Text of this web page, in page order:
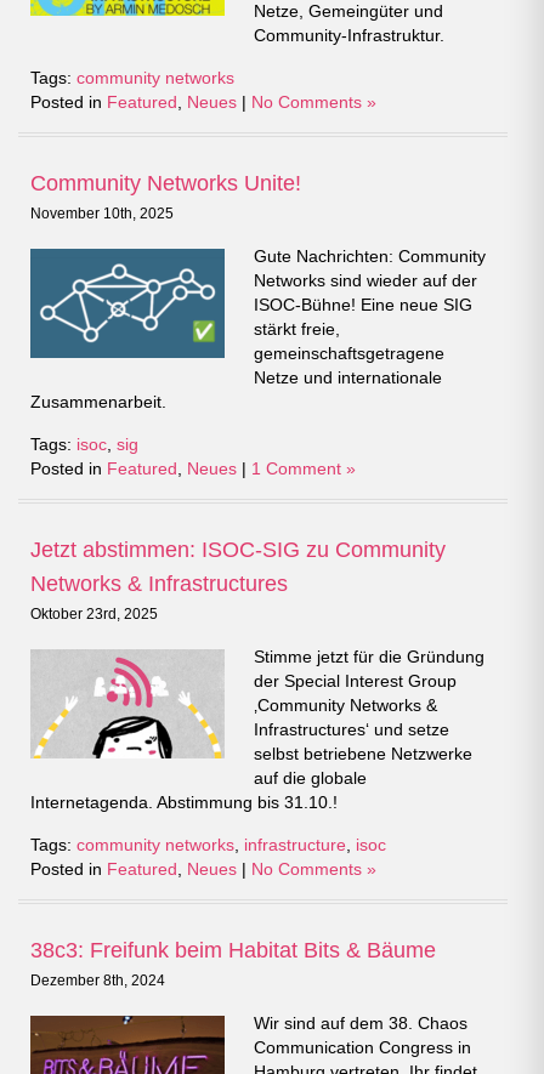
Netze, Gemeingüter und
Community-Infrastruktur.
Tags: community networks
Posted in Featured Neues | No Comments »
Community Networks Unite!
November 10th, 2025
Gute Nachrichten: Community
Networks sind wieder auf der
ISOC-Bühne! Eine neue SIG
stärkt freie,
gemeinschaftsgetragene
Netze und internationale
Zusammenarbeit.
Tags: isoc sig
Posted in Featured Neues | 1 Comment »
Jetzt abstimmen: ISOC-SIG zu Community
Networks & Infrastructures
Oktober 23rd, 2025
Stimme jetzt für die Gründung
der Special Interest Group
‚Community Networks &
Infrastructures‘ und setze
selbst betriebene Netzwerke
auf die globale
Internetagenda. Abstimmung bis 31.10.!
Tags: community networks infrastructure
isoc
Posted in Featured Neues | No Comments »
38c3: Freifunk beim Habitat Bits & Bäume
Dezember 8th, 2024
Wir sind auf dem 38. Chaos
Communication Congress in